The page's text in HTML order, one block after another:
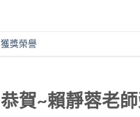
獲獎榮譽
恭賀~賴靜蓉老